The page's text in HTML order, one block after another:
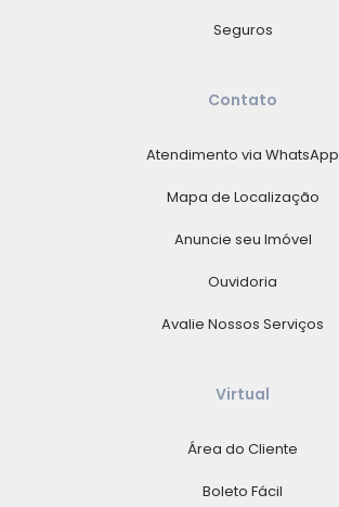
Seguros
Contato
Atendimento via WhatsApp
Mapa de Localização
Anuncie seu Imóvel
Ouvidoria
Avalie Nossos Serviços
Virtual
Área do Cliente
Boleto Fácil